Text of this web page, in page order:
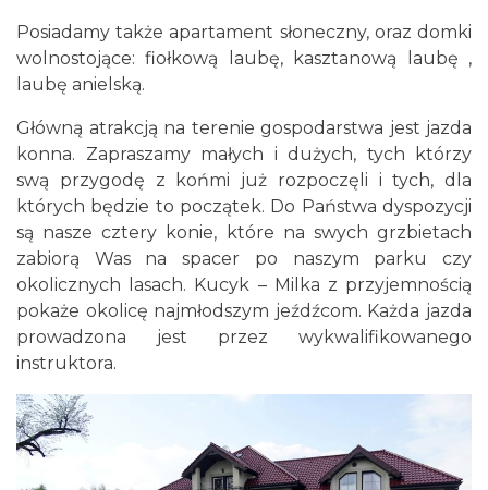
Posiadamy także apartament słoneczny, oraz domki
wolnostojące: fiołkową laubę, kasztanową laubę ,
laubę anielską.
Główną atrakcją na terenie gospodarstwa jest jazda
konna. Zapraszamy małych i dużych, tych którzy
swą przygodę z końmi już rozpoczęli i tych, dla
których będzie to początek. Do Państwa dyspozycji
są nasze cztery konie, które na swych grzbietach
zabiorą Was na spacer po naszym parku czy
okolicznych lasach. Kucyk – Milka z przyjemnością
pokaże okolicę najmłodszym jeźdźcom. Każda jazda
prowadzona jest przez wykwalifikowanego
instruktora.